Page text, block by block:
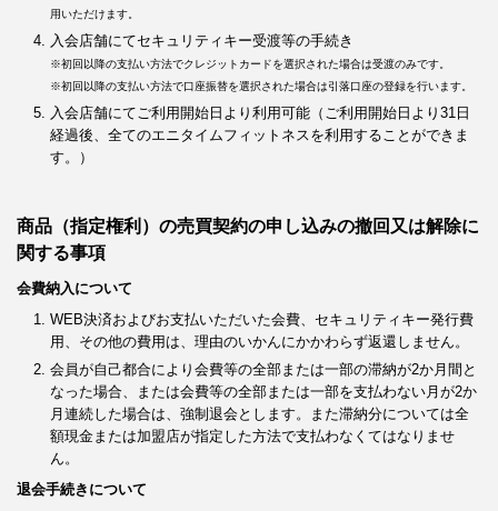
用いただけます。
入会店舗にてセキュリティキー受渡等の手続き
※初回以降の支払い方法でクレジットカードを選択された場合は受渡のみです。
※初回以降の支払い方法で口座振替を選択された場合は引落口座の登録を行います。
入会店舗にてご利用開始日より利用可能（ご利用開始日より31日
経過後、全てのエニタイムフィットネスを利用することができま
す。）
商品（指定権利）の売買契約の申し込みの撤回又は解除に
関する事項
会費納入について
WEB決済およびお支払いただいた会費、セキュリティキー発行費
用、その他の費用は、理由のいかんにかかわらず返還しません。
会員が自己都合により会費等の全部または一部の滞納が2か月間と
なった場合、または会費等の全部または一部を支払わない月が2か
月連続した場合は、強制退会とします。また滞納分については全
額現金または加盟店が指定した方法で支払わなくてはなりませ
ん。
退会手続きについて